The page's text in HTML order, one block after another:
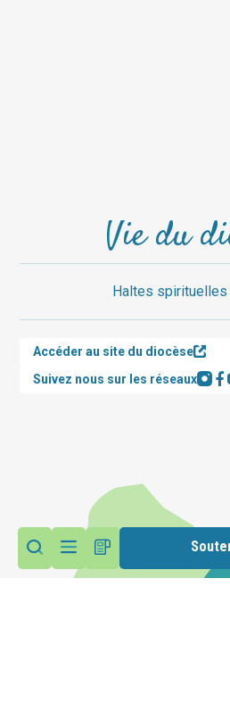
Vie du
Haltes
Accéder au site du diocèse
Suivez nous sur les réseaux